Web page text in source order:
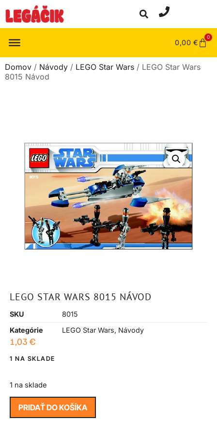
0,00 €
0
Domov / Návody / LEGO Star Wars / LEGO Star Wars
8015 Návod
LEGO STAR WARS 8015 NÁVOD
SKU
8015
Kategórie
LEGO Star Wars, Návody
1,03 €
1 NA SKLADE
1 na sklade
PRIDAŤ DO KOŠÍKA